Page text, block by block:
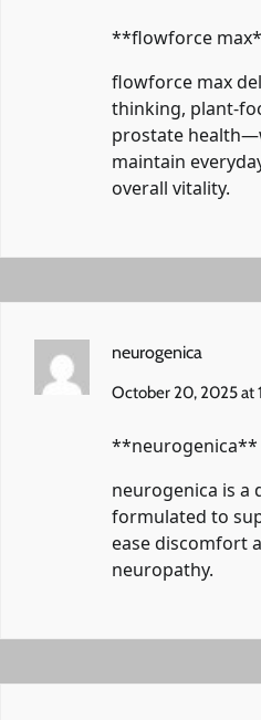
** flowforce
flowforce max
thinking, plant-
prostate
maintain
overall vitality.
neurogenica
October 20, 2025 at
** neurogenica**
neurogenica is a
formulated to
ease discomfort
neuropathy.